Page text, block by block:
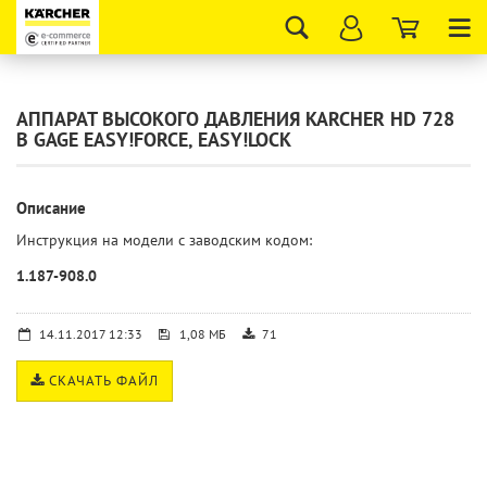
АППАРАТ ВЫСОКОГО ДАВЛЕНИЯ KARCHER HD 728
B GAGE EASY!FORCE, EASY!LOCK
Описание
Инструкция на модели с заводским кодом:
1.187-908.0
14.11.2017 12:33 1,08 МБ 71
СКАЧАТЬ ФАЙЛ